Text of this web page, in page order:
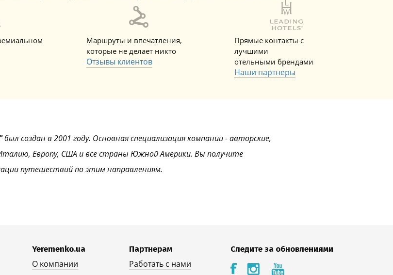
Маршруты и впечатления,
которые не делает никто
Отзывы клиентов
Прямые контакты с
лучшими
отельными брендами
Наши партнеры
был создан в 2001 году. Основная специализация компании - авторские,
Европу, США и все страны Южной Америки. Вы получите
путешествий по этим направлениям.
Yeremenko.ua
О компании
Партнерам
Работать с нами
Следите за обновлениями